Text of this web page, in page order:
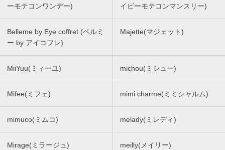
ーモテコンワンデー)
イビーモテコンマンスリー)
Belleme by Eye coffret (ベルミ
ー by アイコフレ)
Majette(マジェット)
MiiYuu(ミィーユ) michou(ミシュー)
Mifee(ミフェ) mimi charme(ミミシャルム)
mimuco(ミムコ) melady(ミレディ)
Mirage(ミラージュ) meilly(メイリー)